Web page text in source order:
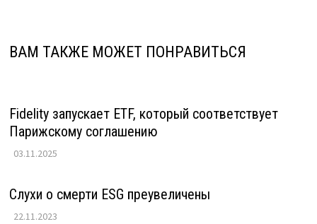
ВАМ ТАКЖЕ МОЖЕТ ПОНРАВИТЬСЯ
Fidelity запускает ETF, который соответствует
Парижскому соглашению
03.11.2025
Слухи о смерти ESG преувеличены
22.11.2023